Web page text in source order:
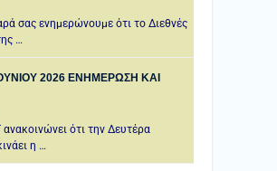
σας ενημερώνουμε ότι το Διεθνές
…
2026 ΕΝΗΜΕΡΩΣΗ ΚΑΙ
ότι την Δευτέρα
η …